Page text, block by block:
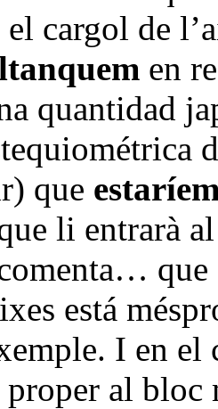
el cargol de
en
quantidad
que
li entrarà
que
está
I en el
al bloc